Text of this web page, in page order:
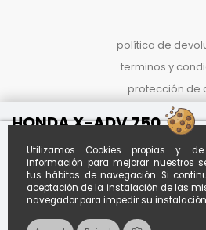
Utilizamos Cookies propias y
información para mejorar nuestros
tus hábitos de navegación. Si
aceptación de la instalación de las
navegador para impedir su
política de
terminos y
protección de
proceso de
politica de
HONDA X-ADV 750
Al contado
21.490 €
Financiado desde *
€285.41 / mes
A84meses con entrada de
*Importe aproximado.
vinculante sujeta a
Envío disponible a toda España por +150€